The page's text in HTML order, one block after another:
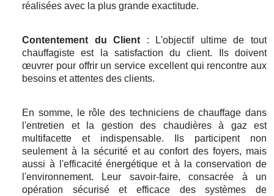
réalisées avec la plus grande exactitude.
Contentement du Client: L'objectif ultime de tout
chauffagiste est la satisfaction du client. Ils doivent
œuvrer pour offrir un service excellent qui rencontre aux
besoins et attentes des clients.
En somme, le rôle des techniciens de chauffage dans
l'entretien et la gestion des chaudières à gaz est
multifacette et indispensable. Ils participent non
seulement à la sécurité et au confort des foyers, mais
aussi à l'efficacité énergétique et à la conservation de
l'environnement. Leur savoir-faire, consacrée à un
opération sécurisé et efficace des systèmes de